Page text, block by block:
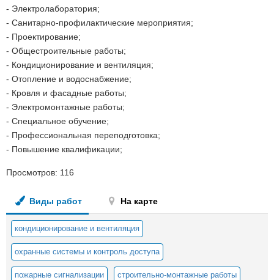
- Электролаборатория;
- Санитарно-профилактические мероприятия;
- Проектирование;
- Общестроительные работы;
- Кондиционирование и вентиляция;
- Отопление и водоснабжение;
- Кровля и фасадные работы;
- Электромонтажные работы;
- Специальное обучение;
- Профессиональная переподготовка;
- Повышение квалификации;
Просмотров: 116
Виды работ На карте
кондиционирование и вентиляция
охранные системы и контроль доступа
пожарные сигнализации строительно-монтажные работы